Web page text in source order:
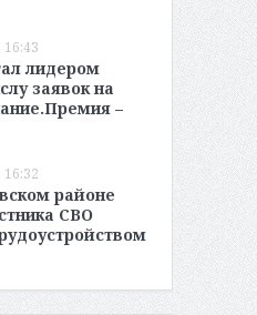
16:43
лидером
заявок на
–
16:32
районе
СВО